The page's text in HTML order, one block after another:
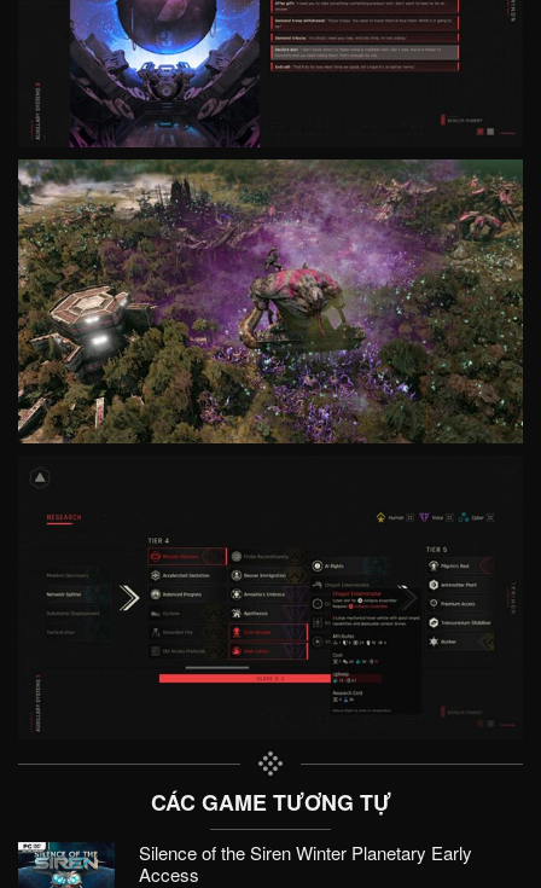
CÁC GAME TƯƠNG TỰ
Silence of the Siren Winter Planetary Early
Access